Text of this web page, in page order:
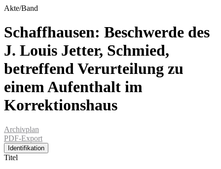
Akte/Band
Schaffhausen: Beschwerde des
J. Louis Jetter, Schmied,
betreffend Verurteilung zu
einem Aufenthalt im
Korrektionshaus
Archivplan
PDF-Export
Identifikation
Titel